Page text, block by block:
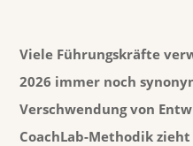
Viele Führungskräfte
2026 immer noch
Verschwendung von
CoachLab-Methodik zieht